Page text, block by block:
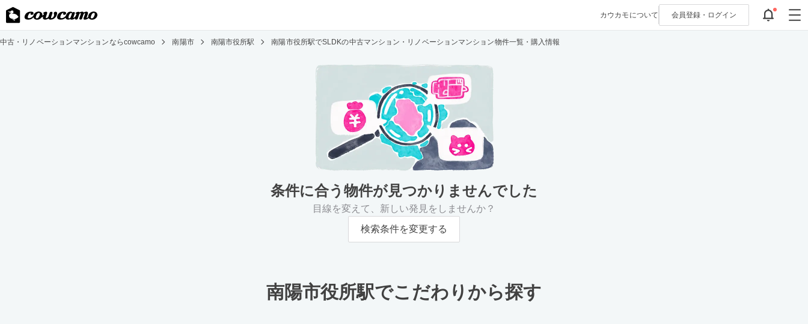
カウカモについて 会員登録・ ログイン
中古・リノベーションマンションならcowcamo 南陽市 南陽市役所駅 南陽市役所駅でSLDKの中古マンション・リノベーションマンション物件一覧・購入情報
条件に合う物件が見つかりませんでした
目線を変えて、新しい発見をしませんか？
検索条件を変更する
南陽市役所駅でこだわりから探す